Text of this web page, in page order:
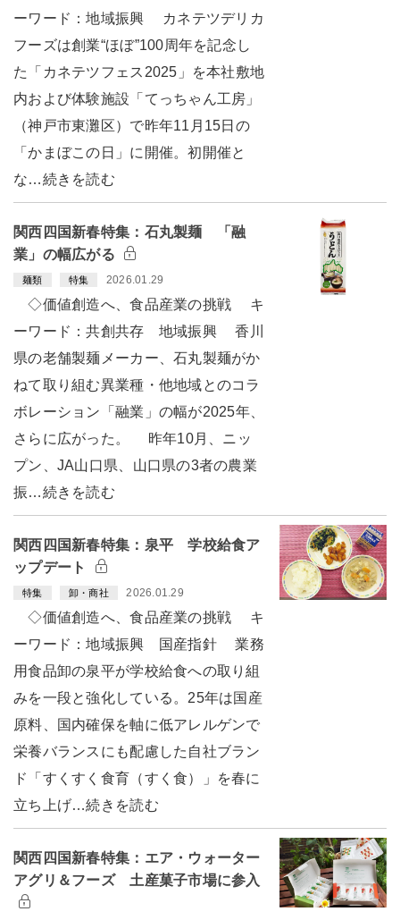
ーワード：地域振興 カネテツデリカ
フーズは創業“ほぼ”100周年を記念し
た「カネテツフェス2025」を本社敷地
内および体験施設「てっちゃん工房」
（神戸市東灘区）で昨年11月15日の
「かまぼこの日」に開催。初開催と
な…続きを読む
関西四国新春特集：石丸製麺 「融
業」の幅広がる
麺類 特集 2026.01.29
◇価値創造へ、食品産業の挑戦 キ
ーワード：共創共存 地域振興 香川
県の老舗製麺メーカー、石丸製麺がか
ねて取り組む異業種・他地域とのコラ
ボレーション「融業」の幅が2025年、
さらに広がった。 昨年10月、ニッ
プン、JA山口県、山口県の3者の農業
振…続きを読む
関西四国新春特集：泉平 学校給食ア
ップデート
特集 卸・商社 2026.01.29
◇価値創造へ、食品産業の挑戦 キ
ーワード：地域振興 国産指針 業務
用食品卸の泉平が学校給食への取り組
みを一段と強化している。25年は国産
原料、国内確保を軸に低アレルゲンで
栄養バランスにも配慮した自社ブラン
ド「すくすく食育（すく食）」を春に
立ち上げ…続きを読む
関西四国新春特集：エア・ウォーター
アグリ＆フーズ 土産菓子市場に参入